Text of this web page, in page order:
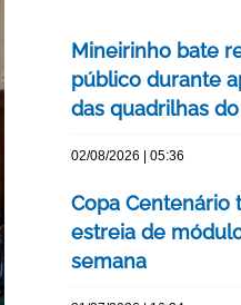
Mineirinho bate
público durante
das quadrilhas
02/08/2026 | 05:36
Copa Centenário
estreia de
semana